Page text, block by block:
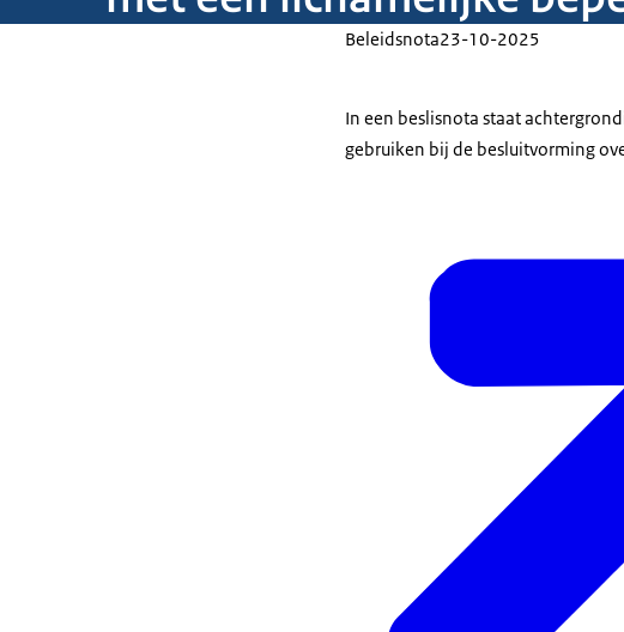
Beleidsnota23-10-2025
In een beslisnota staat
gebruiken bij de besluitvorming